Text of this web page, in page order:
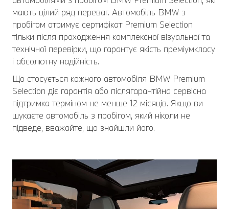
мають цілий ряд переваг. Автомобіль BMW з
пробігом отримує сертифікат Premium Selection
тільки після проходження комплексної візуальної та
технічної перевірки, що гарантує якість преміумкласу
і абсолютну надійність.
Що стосується кожного автомобіля BMW Premium
Selection діє гарантія або післягарантійна сервісна
підтримка терміном не менше 12 місяців. Якщо ви
шукаєте автомобіль з пробігом, який ніколи не
підведе, вважайте, що знайшли його.